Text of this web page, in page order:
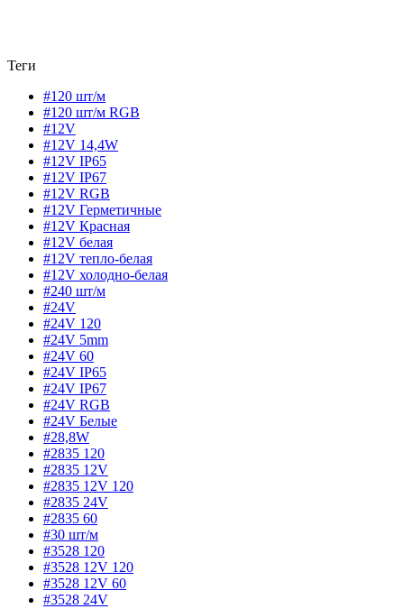
Теги
#120 шт/м
#120 шт/м RGB
#12V
#12V 14,4W
#12V IP65
#12V IP67
#12V RGB
#12V Герметичные
#12V Красная
#12V белая
#12V тепло-белая
#12V холодно-белая
#240 шт/м
#24V
#24V 120
#24V 5mm
#24V 60
#24V IP65
#24V IP67
#24V RGB
#24V Белые
#28,8W
#2835 120
#2835 12V
#2835 12V 120
#2835 24V
#2835 60
#30 шт/м
#3528 120
#3528 12V 120
#3528 12V 60
#3528 24V